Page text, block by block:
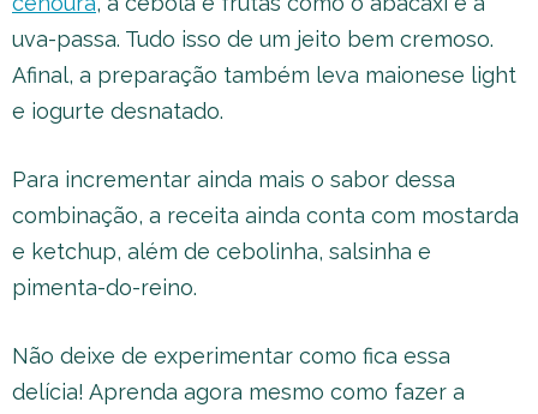
uva-passa. Tudo isso de um jeito bem cremoso.
Afinal, a preparação também leva maionese light
e iogurte desnatado.
Para incrementar ainda mais o sabor dessa
combinação, a receita ainda conta com mostarda
e ketchup, além de cebolinha, salsinha e
pimenta-do-reino.
Não deixe de experimentar como fica essa
delícia! Aprenda agora mesmo como fazer a